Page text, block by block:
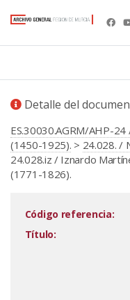
Detalle del
ES.30030.AGRM/AHP-
(1450-1925). > 24.028. /
24.028.iz / Iznardo
(1771-1826).
Código referencia:
Título: